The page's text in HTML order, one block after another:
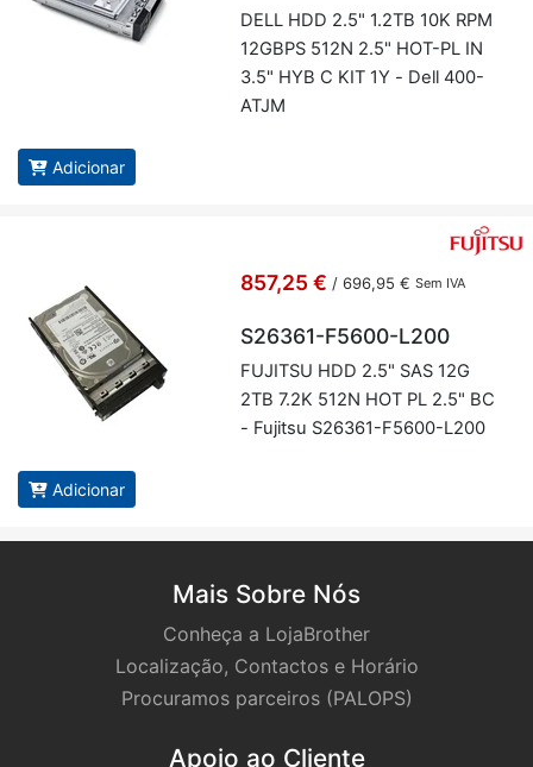
DELL HDD 2.5" 1.2TB 10K RPM
12GBPS 512N 2.5" HOT-PL IN
3.5" HYB C KIT 1Y - Dell 400-
ATJM
Adicionar
857,25 € / 696,95 € Sem IVA
S26361-F5600-L200
FU­JITSU HDD 2.5" SAS 12G
2TB 7.2K 512N HOT PL 2.5" BC
- Fu­jitsu S26361-F5600-L200
Adicionar
Mais Sobre Nós
Conheça a LojaBrother
Localização, Contactos e Horário
Procuramos parceiros (PALOPS)
Apoio ao Cliente